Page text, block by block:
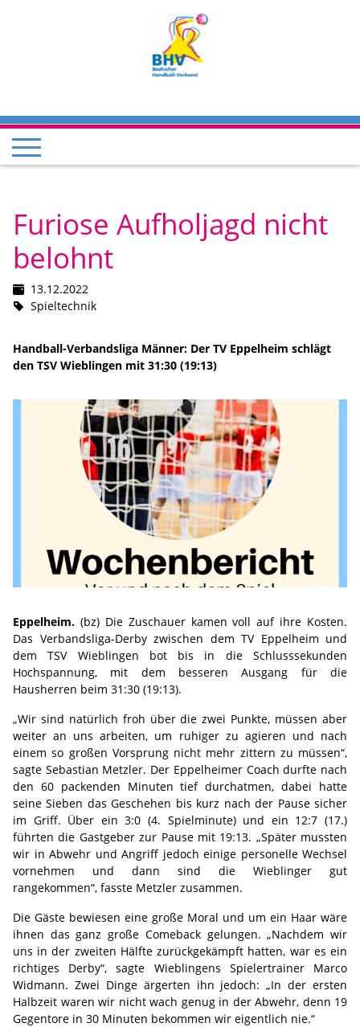
Furiose Aufholjagd nicht
belohnt
13.12.2022
Spieltechnik
Handball-Verbandsliga Männer: Der TV Eppelheim schlägt
den TSV Wieblingen mit 31:30 (19:13)
Eppelheim. (bz) Die Zuschauer kamen voll auf ihre Kosten.
Das Verbandsliga-Derby zwischen dem TV Eppelheim und
dem TSV Wieblingen bot bis in die Schlusssekunden
Hochspannung, mit dem besseren Ausgang für die
Hausherren beim 31:30 (19:13).
„Wir sind natürlich froh über die zwei Punkte, müssen aber
weiter an uns arbeiten, um ruhiger zu agieren und nach
einem so großen Vorsprung nicht mehr zittern zu müssen“,
sagte Sebastian Metzler. Der Eppelheimer Coach durfte nach
den 60 packenden Minuten tief durchatmen, dabei hatte
seine Sieben das Geschehen bis kurz nach der Pause sicher
im Griff. Über ein 3:0 (4. Spielminute) und ein 12:7 (17.)
führten die Gastgeber zur Pause mit 19:13. „Später mussten
wir in Abwehr und Angriff jedoch einige personelle Wechsel
vornehmen und dann sind die Wieblinger gut
rangekommen“, fasste Metzler zusammen.
Die Gäste bewiesen eine große Moral und um ein Haar wäre
ihnen das ganz große Comeback gelungen. „Nachdem wir
uns in der zweiten Hälfte zurückgekämpft hatten, war es ein
richtiges Derby“, sagte Wieblingens Spielertrainer Marco
Widmann. Zwei Dinge ärgerten ihn jedoch: „In der ersten
Halbzeit waren wir nicht wach genug in der Abwehr, denn 19
Gegentore in 30 Minuten bekommen wir eigentlich nie.“